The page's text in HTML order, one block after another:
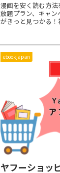
漫画を安く読む方
放題プラン、キャ
がきっと見つかる！
ebookjapan
ヤフーショッ